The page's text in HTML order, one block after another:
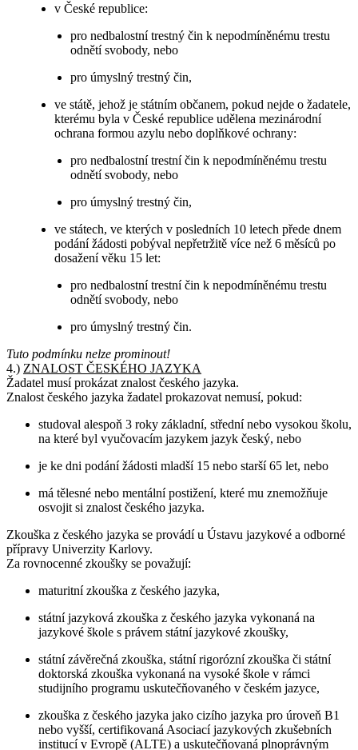
v České republice:
pro nedbalostní trestný čin k nepodmíněnému trestu
odnětí svobody, nebo
pro úmyslný trestný čin,
ve státě, jehož je státním občanem, pokud nejde o žadatele,
kterému byla v České republice udělena mezinárodní
ochrana formou azylu nebo doplňkové ochrany:
pro nedbalostní trestní čin k nepodmíněnému trestu
odnětí svobody, nebo
pro úmyslný trestný čin,
ve státech, ve kterých v posledních 10 letech přede dnem
podání žádosti pobýval nepřetržitě více než 6 měsíců po
dosažení věku 15 let:
pro nedbalostní trestní čin k nepodmíněnému trestu
odnětí svobody, nebo
pro úmyslný trestný čin.
Tuto podmínku nelze prominout!
4.) ZNALOST ČESKÉHO JAZYKA
Žadatel musí prokázat znalost českého jazyka.
Znalost českého jazyka žadatel prokazovat nemusí, pokud:
studoval alespoň 3 roky základní, střední nebo vysokou školu,
na které byl vyučovacím jazykem jazyk český, nebo
je ke dni podání žádosti mladší 15 nebo starší 65 let, nebo
má tělesné nebo mentální postižení, které mu znemožňuje
osvojit si znalost českého jazyka.
Zkouška z českého jazyka se provádí u Ústavu jazykové a odborné
přípravy Univerzity Karlovy.
Za rovnocenné zkoušky se považují:
maturitní zkouška z českého jazyka,
státní jazyková zkouška z českého jazyka vykonaná na
jazykové škole s právem státní jazykové zkoušky,
státní závěrečná zkouška, státní rigorózní zkouška či státní
doktorská zkouška vykonaná na vysoké škole v rámci
studijního programu uskutečňovaného v českém jazyce,
zkouška z českého jazyka jako cizího jazyka pro úroveň B1
nebo vyšší, certifikovaná Asociací jazykových zkušebních
institucí v Evropě (ALTE) a uskutečňovaná plnoprávným